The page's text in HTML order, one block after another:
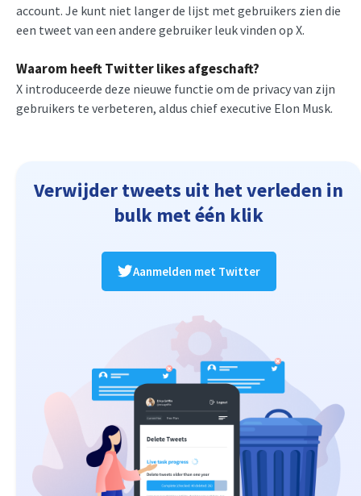
account. Je kunt niet langer de lijst met gebruikers zien die
een tweet van een andere gebruiker leuk vinden op X.
Waarom heeft Twitter likes afgeschaft?
X introduceerde deze nieuwe functie om de privacy van zijn
gebruikers te verbeteren, aldus chief executive Elon Musk.
Verwijder tweets uit het verleden in
bulk met één klik
Aanmelden met Twitter